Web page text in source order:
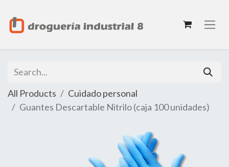
All Products
Cuidado personal
Guantes Descartable Nitrilo (caja 100 unidades)